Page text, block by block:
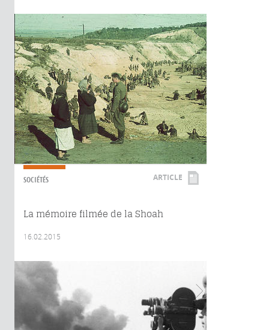
SOCIÉTÉS ARTICLE
La mémoire filmée de la Shoah
16.02.2015